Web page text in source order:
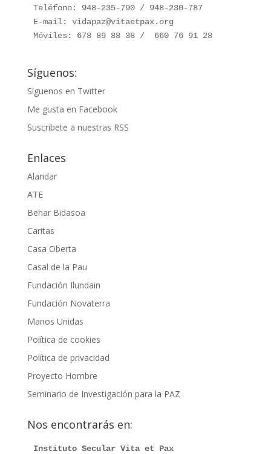
Teléfono: 948-235-790 / 948-230-787
E-mail: vidapaz@vitaetpax.org
Móviles: 678 89 88 38 /  660 76 91 28
Síguenos:
Siguenos en Twitter
Me gusta en Facebook
Suscribete a nuestras RSS
Enlaces
Alandar
ATE
Behar Bidasoa
Caritas
Casa Oberta
Casal de la Pau
Fundación Ilundain
Fundación Novaterra
Manos Unidas
Política de cookies
Política de privacidad
Proyecto Hombre
Seminario de Investigación para la PAZ
Nos encontrarás en:
Instituto Secular Vita et Pax